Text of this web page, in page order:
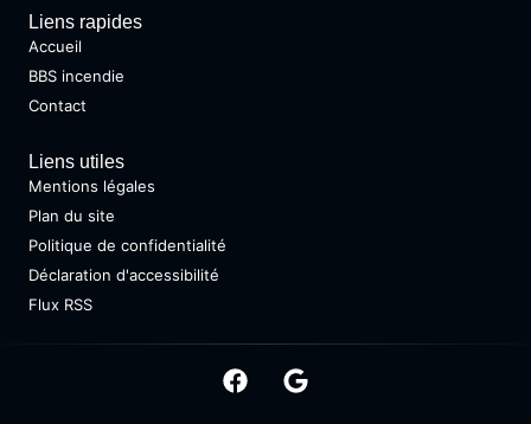
Liens rapides
Accueil
BBS incendie
Contact
Liens utiles
Mentions légales
Plan du site
Politique de confidentialité
Déclaration d'accessibilité
Flux RSS